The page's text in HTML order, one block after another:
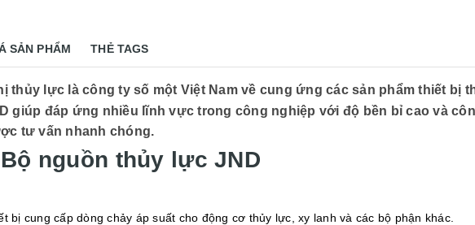
SẢN PHẨM THẺ TAGS
thủy lực là công ty số một Việt Nam về cung ứng các sản phẩm thiết bị
giúp đáp ứng nhiều lĩnh vực trong công nghiệp với độ bền bỉ cao và
tư vấn nhanh chóng.
nguồn thủy lực JND
bị cung cấp dòng chảy áp suất cho động cơ thủy lực, xy lanh và các bộ phận khác.